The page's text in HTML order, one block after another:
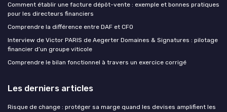
Comment établir une facture dépôt-vente : exemple et bonnes pratiques
pour les directeurs financiers
Comprendre la différence entre DAF et CFO
Interview de Victor PARIS de Aegerter Domaines & Signatures : pilotage
financier d’un groupe viticole
Comprendre le bilan fonctionnel à travers un exercice corrigé
Les derniers articles
Risque de change : protéger sa marge quand les devises amplifient les